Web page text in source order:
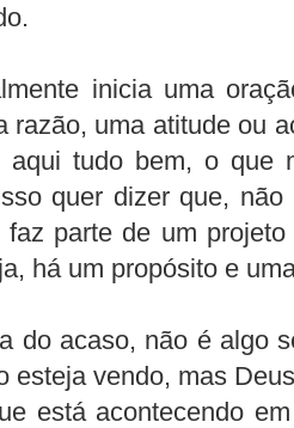
inicia uma
razão, uma atitude ou
aqui tudo bem, o que
quer dizer que,
faz parte de um
há um propósito e
do acaso, não é algo
esteja vendo, mas
está acontecendo